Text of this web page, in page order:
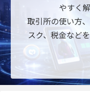
やすく
取引所の使い方
スク、税金など